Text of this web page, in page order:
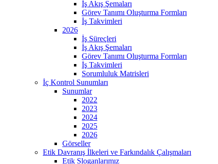
İş Akış Şemaları
Görev Tanımı Oluşturma Formları
İş Takvimleri
2026
İş Süreçleri
İş Akış Şemaları
Görev Tanımı Oluşturma Formları
İş Takvimleri
Sorumluluk Matrisleri
İç Kontrol Sunumları
Sunumlar
2022
2023
2024
2025
2026
Görseller
Etik Davranış İlkeleri ve Farkındalık Çalışmaları
Etik Sloganlarımız